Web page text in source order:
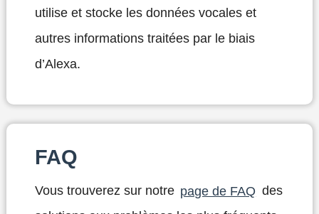
utilise et stocke les données vocales et
autres informations traitées par le biais
d’Alexa.
FAQ
Vous trouverez sur notre page de FAQ des